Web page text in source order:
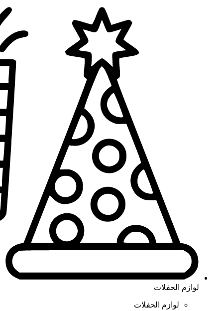
لوازم الحفلات
لوازم الحفلات